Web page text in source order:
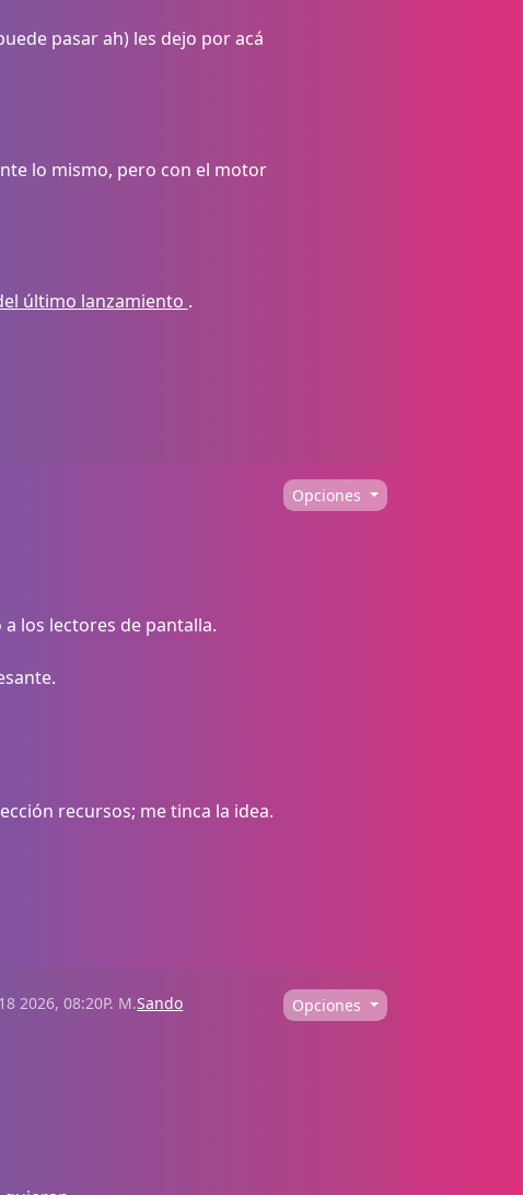
pasar ah) les dejo por acá
lo mismo, pero con el motor
último lanzamiento .
Opciones
los lectores de pantalla.
recursos; me tinca la idea.
2026, 08:20P. M.Sando Opciones